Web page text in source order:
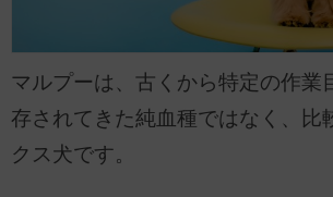
マルプーは、古くから特定の作業
存されてきた純血種ではなく、比
クス犬です。